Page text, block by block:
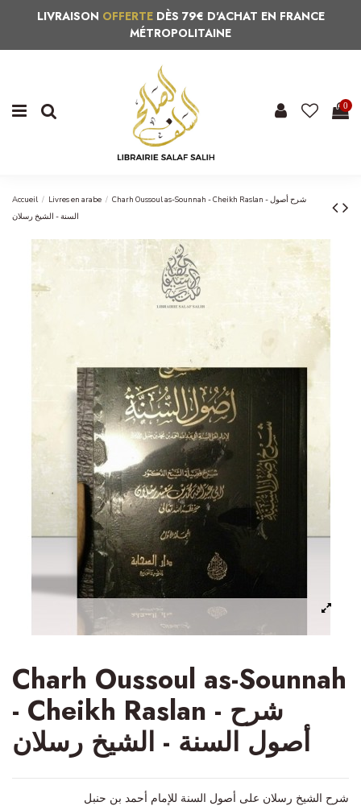
LIVRAISON OFFERTEDÈS 79€ D'ACHAT EN FRANCE
MÉTROPOLITAINE
0
Accueil Livres en arabe
Charh Oussoul as-Sounnah - Cheikh Raslan - شرح أصول
السنة - الشيخ رسلان
Charh Oussoul as-Sounnah
- Cheikh Raslan - شرح
أصول السنة - الشيخ رسلان
شرح الشيخ رسلان على أصول السنة للإمام أحمد بن حنبل